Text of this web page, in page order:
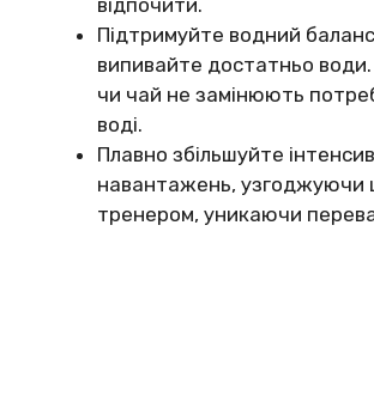
Підтримуйте водний
випивайте достатньо
чи чай не замінюють
воді.
Плавно збільшуйте
навантажень, узгоджуючи
тренером, уникаючи